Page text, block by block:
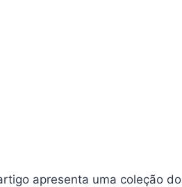
apresenta uma coleção